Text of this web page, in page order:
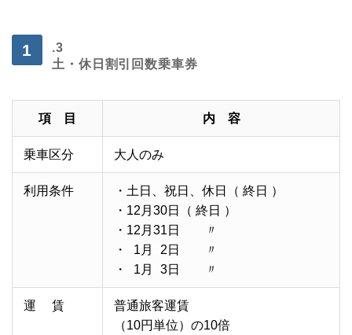
.3
土・休日割引回数乗車券
項 目 内 容
乗車区分 大人のみ
利用条件
・土日、祝日、休日（ 終日 ）
・12月30日（ 終日 ）
・12月31日 〃
・
1月
2日 〃
・
1月 03日 〃
運 ○○賃
普通旅客運賃
（10円単位）の10倍